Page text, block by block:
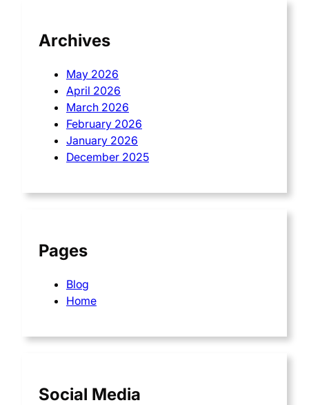
Archives
May 2026
April 2026
March 2026
February 2026
January 2026
December 2025
Pages
Blog
Home
Social Media